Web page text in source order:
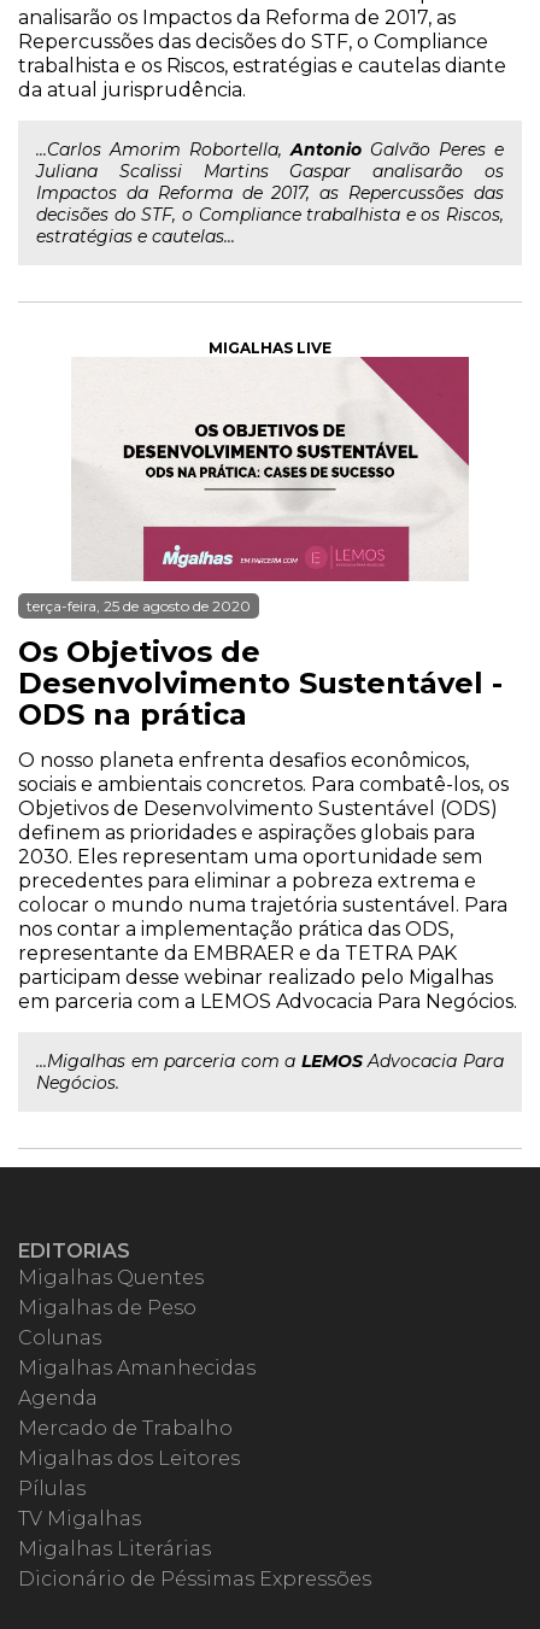
analisarão os Impactos da Reforma de 2017, as
Repercussões das decisões do STF, o Compliance
trabalhista e os Riscos, estratégias e cautelas diante
da atual jurisprudência.
...Carlos Amorim Robortella,Antonio Galvão Peres e
Juliana Scalissi Martins Gaspar analisarão os
Impactos da Reforma de 2017, as Repercussões das
decisões do STF, o Compliance trabalhista e os Riscos,
estratégias e cautelas...
MIGALHAS LIVE
terça-feira, 25 de agosto de 2020
Os Objetivos de
Desenvolvimento Sustentável -
ODS na prática
O nosso planeta enfrenta desafios econômicos,
sociais e ambientais concretos. Para combatê-los, os
Objetivos de Desenvolvimento Sustentável (ODS)
definem as prioridades e aspirações globais para
2030. Eles representam uma oportunidade sem
precedentes para eliminar a pobreza extrema e
colocar o mundo numa trajetória sustentável. Para
nos contar a implementação prática das ODS,
representante da EMBRAER e da TETRA PAK
participam desse webinar realizado pelo Migalhas
em parceria com a LEMOS Advocacia Para Negócios.
...Migalhas em parceria com a LEMOSAdvocacia Para
Negócios.
EDITORIAS
Migalhas Quentes
Migalhas de Peso
Colunas
Migalhas Amanhecidas
Agenda
Mercado de Trabalho
Migalhas dos Leitores
Pílulas
TV Migalhas
Migalhas Literárias
Dicionário de Péssimas Expressões